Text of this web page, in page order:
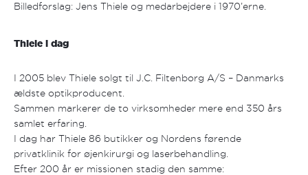
Billedforslag: Jens Thiele og medarbejdere i 1970’erne.
Thiele i dag
I 2005 blev Thiele solgt til J.C. Filtenborg A/S – Danmarks
ældste optikproducent.
Sammen markerer de to virksomheder mere end 350 års
samlet erfaring.
I dag har Thiele 86 butikker og Nordens førende
privatklinik for øjenkirurgi og laserbehandling.
Efter 200 år er missionen stadig den samme: